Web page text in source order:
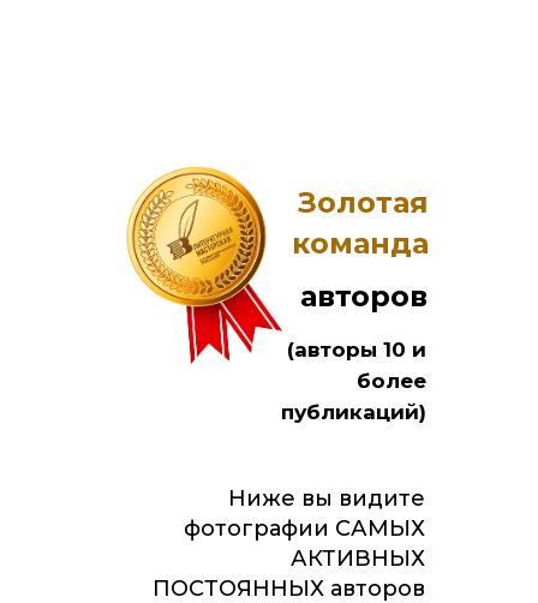
авторов
Золотая
команда
Ниже вы видите
фотографии САМЫХ
АКТИВНЫХ
ПОСТОЯННЫХ авторов
(авторы 10 и
более
публикаций)